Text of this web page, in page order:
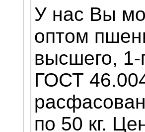
У нас Вы
оптом
высшего, 1-
ГОСТ
по 50 кг.